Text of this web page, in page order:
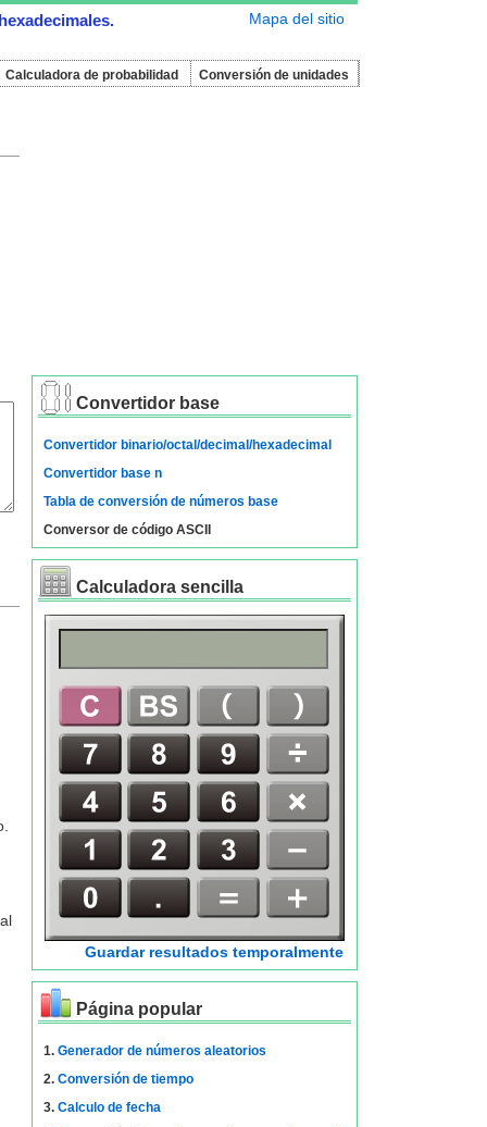
Mapa del sitio
Calculadora de probabilidad Conversión de unidades
Convertidor base
Convertidor binario/octal/decimal/hexadecimal
Convertidor base n
Tabla de conversión de números base
Conversor de código ASCII
Calculadora sencilla
Guardar resultados temporalmente
Página popular
1. Generador de números aleatorios
2. Conversión de tiempo
3. Calculo de fecha